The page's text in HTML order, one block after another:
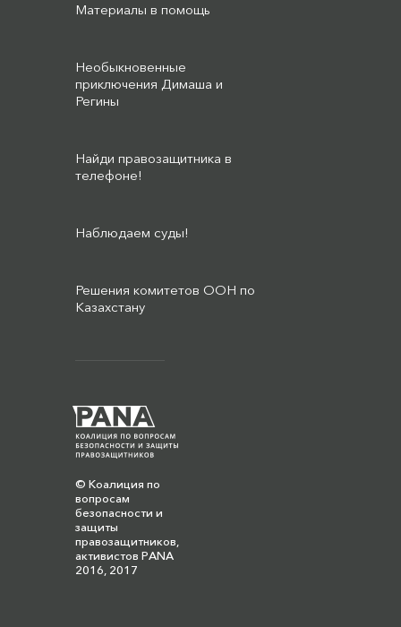
© Коалиция по
вопросам
безопасности и
защиты
правозащитников,
активистов PANA
2016, 2017
Материалы в помощь
Необыкновенные
приключения Димаша и
Регины
Найди правозащитника в
телефоне!
Наблюдаем суды!
Решения комитетов ООН по
Казахстану